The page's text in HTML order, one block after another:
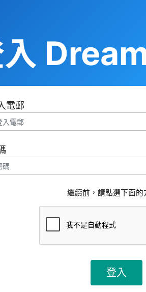
電郵
繼續前，請點選下面的